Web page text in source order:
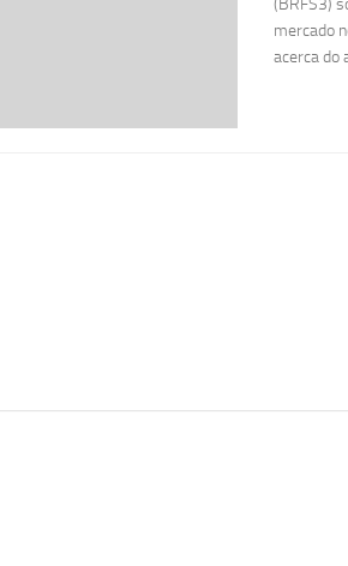
mercado
acerca do